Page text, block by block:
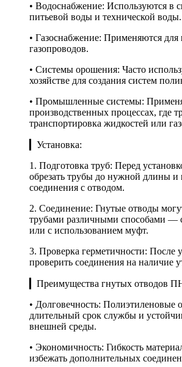
• Водоснабжение: Используются в
питьевой воды и технической воды.
• Газоснабжение: Применяются для
газопроводов.
• Системы орошения: Часто
хозяйстве для создания систем
• Промышленные системы:
производственных процессах, где
транспортировка жидкостей или
▎Установка:
1. Подготовка труб: Перед
обрезать трубы до нужной длины и
соединения с отводом.
2. Соединение: Гнутые отводы
трубами различными способами —
или с использованием муфт.
3. Проверка герметичности: После
проверить соединения на наличие
▎Преимущества гнутых отводов
• Долговечность: Полиэтиленовые
длительный срок службы и
внешней среды.
• Экономичность: Гибкость
избежать дополнительных